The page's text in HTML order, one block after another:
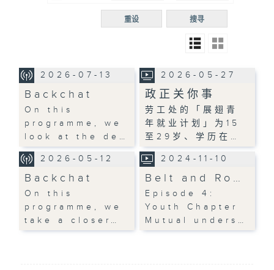
R5
普通
搜寻
重设
2026-07-13
Backchat
On this
programme, we
look at the de…
2026-05-27
政正关你事
劳工处的「展翅青
年就业计划」为15
至29岁、学历在…
2026-05-12
Backchat
On this
programme, we
take a closer…
2024-11-10
Belt and Ro…
Episode 4:
Youth Chapter
Mutual unders…